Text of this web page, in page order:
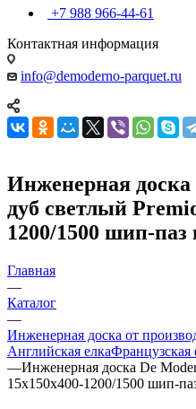
+7 988 966-44-61
Контактная информация
info@demoderno-parquet.ru
Инженерная
дуб светлый
1200/1500 шип-паз
Главная
—
Каталог
—
Инженерная доска от
Английская елкаФранцузская
—Инженерная доска De
15х150х400-1200/1500 шип-